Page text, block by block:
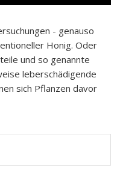
- genauso
Honig. Oder
und so genannte
leberschädigende
sich Pflanzen davor